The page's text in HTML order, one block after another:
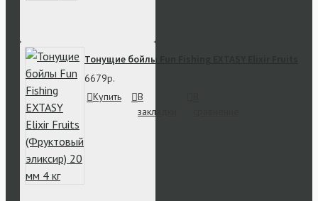
Тонущие бойлы Fun Fishing EXTASY Elixir Fruits
6679р.
Купить
В
закладки